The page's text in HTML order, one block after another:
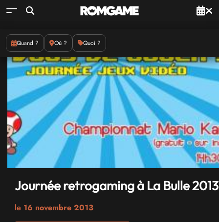
Quand ? Où ? Quoi ?
Journée retrogaming à La Bulle 2013
le 16 novembre 2013